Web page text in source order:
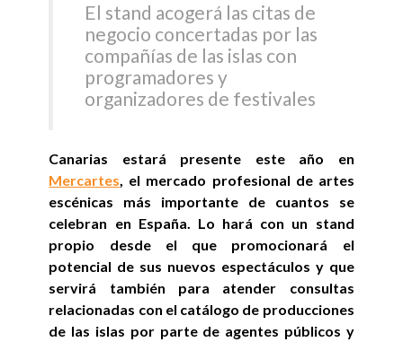
El stand acogerá las citas de
negocio concertadas por las
compañías de las islas con
programadores y
organizadores de festivales
Canarias estará presente este año en
Mercartes, el mercado profesional de artes
escénicas más importante de cuantos se
celebran en España. Lo hará con un stand
propio desde el que promocionará el
potencial de sus nuevos espectáculos y que
servirá también para atender consultas
relacionadas con el catálogo de producciones
de las islas por parte de agentes públicos y